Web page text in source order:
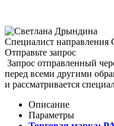
Специалист направления
Отправьте запрос
Запрос отправленный
перед всеми другими
и рассматривается
Описание
Параметры